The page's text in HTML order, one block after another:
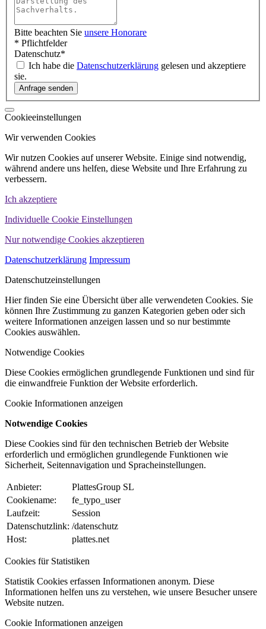
Bitte beachten Sie unsere Honorare
* Pflichtfelder
Datenschutz*
Ich habe die Datenschutzerklärung gelesen und akzeptiere
sie.
Cookieeinstellungen
Wir verwenden Cookies
Wir nutzen Cookies auf unserer Website. Einige sind notwendig,
während andere uns helfen, diese Website und Ihre Erfahrung zu
verbessern.
Ich akzeptiere
Individuelle Cookie Einstellungen
Nur notwendige Cookies akzeptieren
Datenschutzerklärung Impressum
Datenschutzeinstellungen
Hier finden Sie eine Übersicht über alle verwendeten Cookies. Sie
können Ihre Zustimmung zu ganzen Kategorien geben oder sich
weitere Informationen anzeigen lassen und so nur bestimmte
Cookies auswählen.
Notwendige Cookies
Diese Cookies ermöglichen grundlegende Funktionen und sind für
die einwandfreie Funktion der Website erforderlich.
Cookie Informationen anzeigen
Notwendige Cookies
Diese Cookies sind für den technischen Betrieb der Website
erforderlich und ermöglichen grundlegende Funktionen wie
Sicherheit, Seitennavigation und Spracheinstellungen.
Anbieter:
PlattesGroup SL
Cookiename:
fe_typo_user
Laufzeit:
Session
Datenschutzlink: /datenschutz
Host:
plattes.net
Cookies für Statistiken
Statistik Cookies erfassen Informationen anonym. Diese
Informationen helfen uns zu verstehen, wie unsere Besucher unsere
Website nutzen.
Cookie Informationen anzeigen